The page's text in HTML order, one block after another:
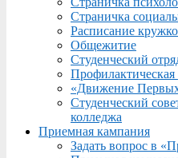
Страничка
Расписание
Общежитие
Студенческий
Профилактическая
«Движение
Студенческий
колледжа
Приемная кампания
Задать вопрос в